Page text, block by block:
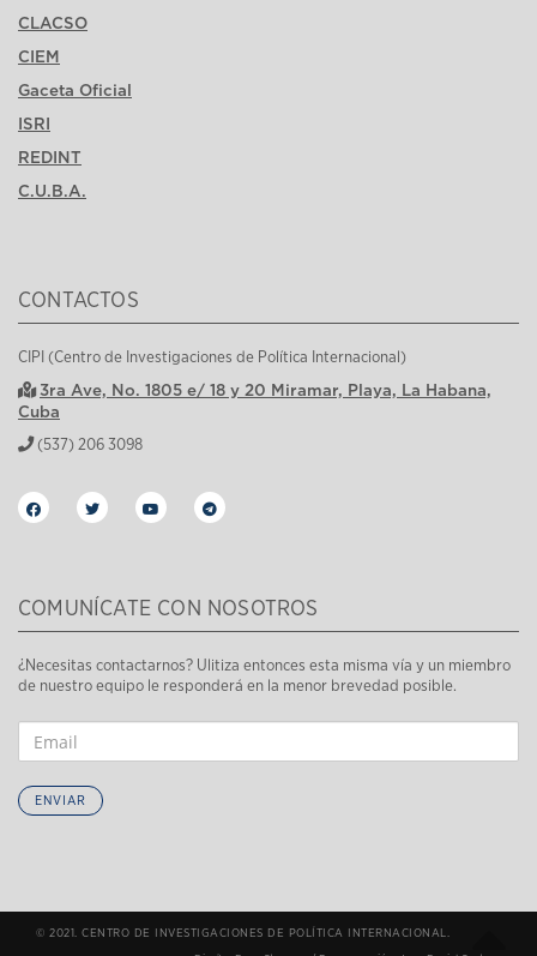
CLACSO
CIEM
Gaceta Oficial
ISRI
REDINT
C.U.B.A.
CONTACTOS
CIPI (Centro de Investigaciones de Política Internacional)
3ra Ave, No. 1805 e/ 18 y 20 Miramar, Playa, La Habana,
Cuba
(537) 206 3098
COMUNÍCATE CON NOSOTROS
¿Necesitas contactarnos? Ulitiza entonces esta misma vía y un miembro
de nuestro equipo le responderá en la menor brevedad posible.
ENVIAR
© 2021. CENTRO DE INVESTIGACIONES DE POLÍTICA INTERNACIONAL.